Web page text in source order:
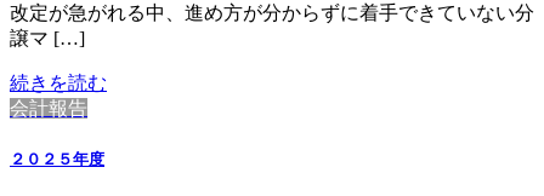
改定が急がれる中、進め方が分からずに着手できていない分
譲マ […]
続きを読む
会計報告
２０２５年度